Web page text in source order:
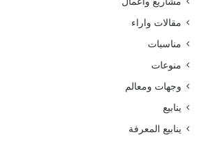
مقالات واراء
مناسبات
منوعات
وجهات ومعالم
ينابيع
ينابيع المعرفة